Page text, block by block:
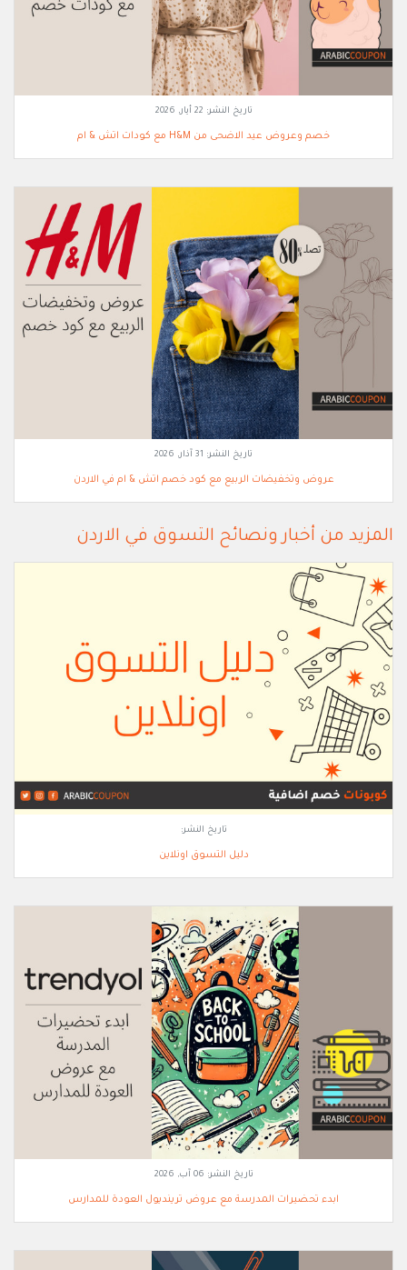
تاريخ النشر: 22 أيار, 2026
خصم وعروض عيد الاضحى من H&M مع كودات اتش & ام
تاريخ النشر: 31 آذار, 2026
عروض وتخفيضات الربيع مع كود خصم اتش & ام في الاردن
المزيد من أخبار ونصائح التسوق في الاردن
تاريخ النشر:
دليل التسوق اونلاين
تاريخ النشر: 06 آب, 2026
ابدء تحضيرات المدرسة مع عروض ترينديول العودة للمدارس